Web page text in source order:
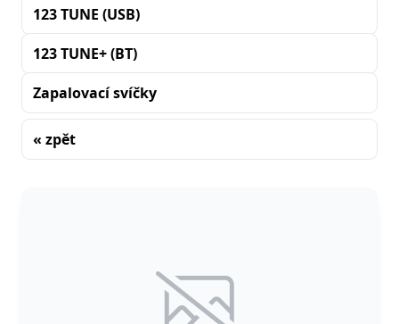
123 TUNE (USB)
123 TUNE+ (BT)
Zapalovací svíčky
« zpět